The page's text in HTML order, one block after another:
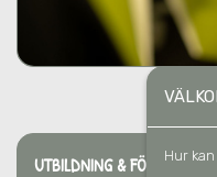
Hur
UTBILDNING &